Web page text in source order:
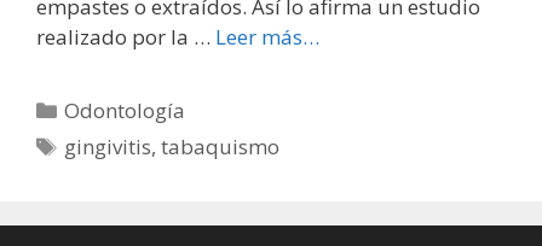
empastes o extraídos. Así lo afirma un estudio
realizado por la … Leer más…
Categorías
Odontología
Etiquetas
gingivitis,tabaquismo